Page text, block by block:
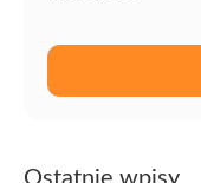
Ostatnie wpisy